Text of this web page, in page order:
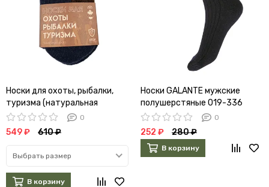
Носки для охоты, рыбалки,
туризма (натуральная
шерсть)
0
549 ₽ 610 ₽
Выбрать размер
В корзину
Носки GALANTE мужские
полушерстяные 019-336
(темно-серые)
0
252 ₽ 280 ₽
В корзину